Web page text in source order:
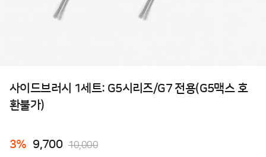
사이드브러시 1세트: G5시리즈/G7 전용(G5맥스 호
환불가)
3% 9,700 10,000